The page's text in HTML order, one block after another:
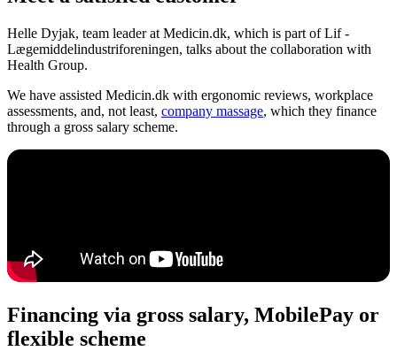
Helle Dyjak, team leader at Medicin.dk, which is part of Lif -
Lægemiddelindustriforeningen, talks about the collaboration with
Health Group.
We have assisted Medicin.dk with ergonomic reviews, workplace
assessments, and, not least, company massage, which they finance
through a gross salary scheme.
Financing via gross salary, MobilePay or
flexible scheme